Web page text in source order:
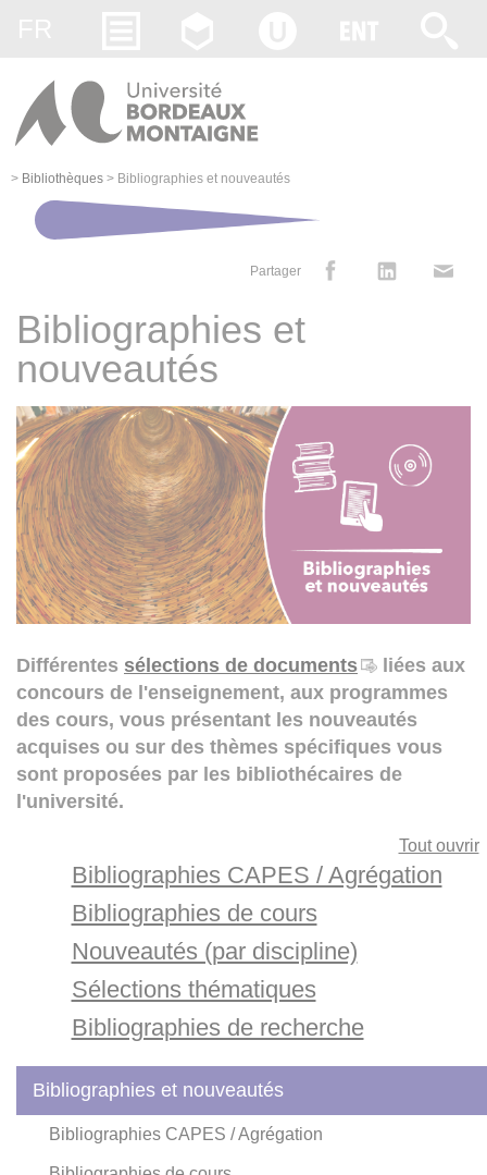
> Bibliothèques > Bibliographies et nouveautés
Partager
Bibliographies et
nouveautés
Différentes sélections de documents
liées aux
concours de l'enseignement, aux programmes
des cours, vous présentant les nouveautés
acquises ou sur des thèmes spécifiques vous
sont proposées par les bibliothécaires de
l'université.
Tout ouvrir
Bibliographies CAPES / Agrégation
Bibliographies de cours
Nouveautés (par discipline)
Sélections thématiques
Bibliographies de recherche
Bibliographies et nouveautés
Bibliographies CAPES / Agrégation